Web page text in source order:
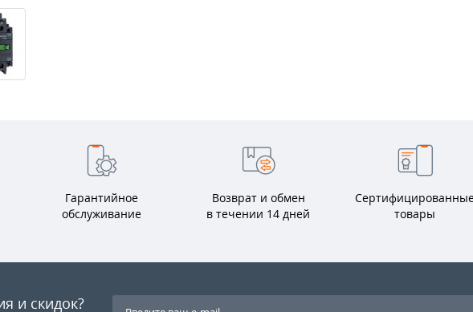
Гарантийное
обслуживание
Возврат и обмен
в течении 14 дней
товары
и скидок?